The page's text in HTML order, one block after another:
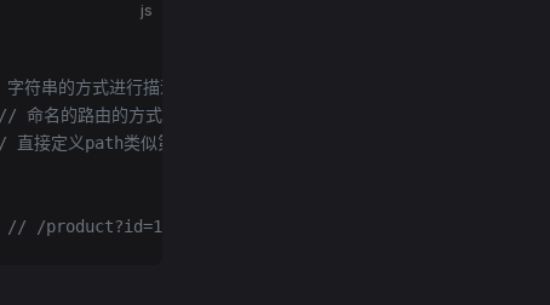
js
符串的方式进行描述
// 命名的路由的方式进行描述
直接定义path类似第一种
// /product?id=1